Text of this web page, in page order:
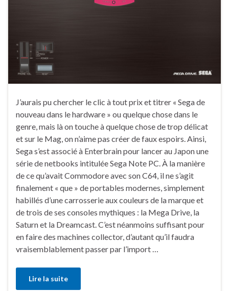
J’aurais pu chercher le clic à tout prix et titrer « Sega de
nouveau dans le hardware » ou quelque chose dans le
genre, mais là on touche à quelque chose de trop délicat
et sur le Mag, on n’aime pas créer de faux espoirs. Ainsi,
Sega s’est associé à Enterbrain pour lancer au Japon une
série de netbooks intitulée Sega Note PC. À la manière
de ce qu’avait Commodore avec son C64, il ne s’agit
finalement « que » de portables modernes, simplement
habillés d’une carrosserie aux couleurs de la marque et
de trois de ses consoles mythiques : la Mega Drive, la
Saturn et la Dreamcast. C’est néanmoins suffisant pour
en faire des machines collector, d’autant qu’il faudra
vraisemblablement passer par l’import …
Lire la suite